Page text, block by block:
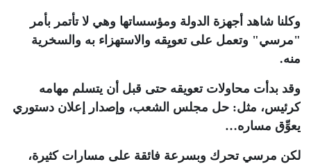
وكلنا شاهد أجهزة الدولة ومؤسساتها وهي لا تأتمر بأمر
"مرسي" وتعمل على تعويِقه والاستهزاء به والسخرية
منه.
وقد بدأت محاولات تعويقه حتى قبل أن يتسلم مهامه
كرئيس، مثل: حل مجلس الشعب، وإصدار إعلان دستوري
يعوِّق مساره…
لكن مرسي تحرك وبسرعة فائقة على مسارات كثيرة،